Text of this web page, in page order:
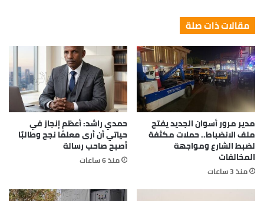
مقالات ذات صلة
مدير مرور أسوان الجديد يفتح
ملف الانضباط.. حملات مكثفة
لضبط الشارع ومواجهة
المخالفات
منذ 3 ساعات
حمدي راشد: أعظم إنجاز في
حياتي أن أرى معلمًا نجح وطالبًا
أصبح صاحب رسالة
منذ 6 ساعات